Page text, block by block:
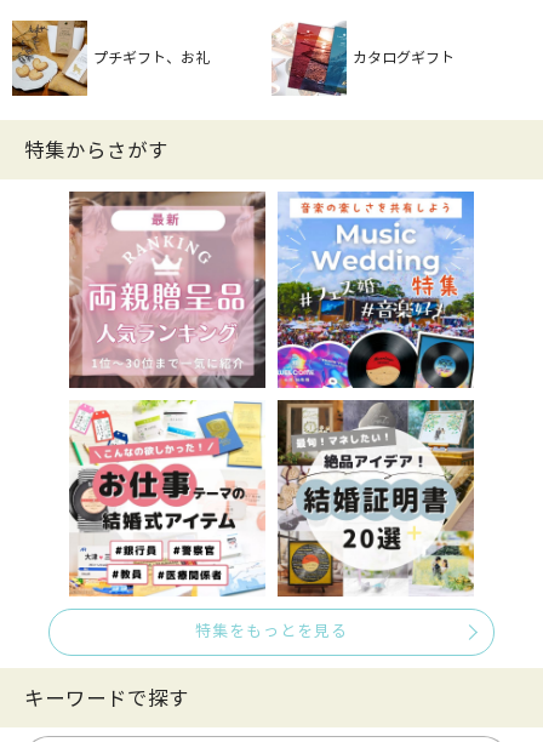
プチギフト、お礼 カタログギフト
特集からさがす
特集をもっとを見る
キーワードで探す